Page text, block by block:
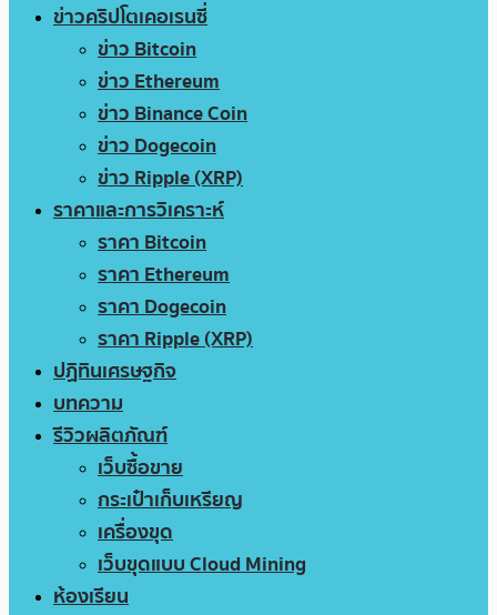
ข่าวคริปโตเคอเรนซี่
ข่าว Bitcoin
ข่าว Ethereum
ข่าว Binance Coin
ข่าว Dogecoin
ข่าว Ripple (XRP)
ราคาและการวิเคราะห์
ราคา Bitcoin
ราคา Ethereum
ราคา Dogecoin
ราคา Ripple (XRP)
ปฏิทินเศรษฐกิจ
บทความ
รีวิวผลิตภัณฑ์
เว็บซื้อขาย
กระเป๋าเก็บเหรียญ
เครื่องขุด
เว็บขุดแบบ Cloud Mining
ห้องเรียน